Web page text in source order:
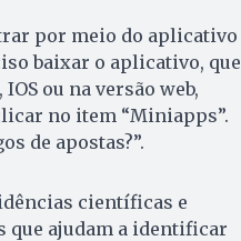
por meio do aplicativo
baixar o aplicativo, que
ou na versão web,
no item “Miniapps”.
de apostas?”.
científicas e
que ajudam a identificar